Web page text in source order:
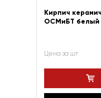
Кирпич
ОСМиБТ белый
Цена за шт